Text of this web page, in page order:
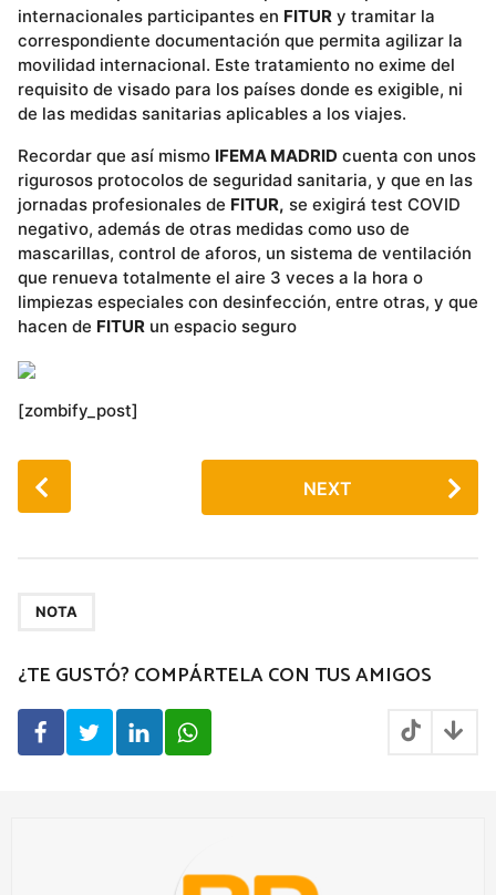
internacionales participantes en FITUR y tramitar la
correspondiente documentación que permita agilizar la
movilidad internacional. Este tratamiento no exime del
requisito de visado para los países donde es exigible, ni
de las medidas sanitarias aplicables a los viajes.
Recordar que así mismo IFEMA MADRID cuenta con unos
rigurosos protocolos de seguridad sanitaria, y que en las
jornadas profesionales de FITUR, se exigirá test COVID
negativo, además de otras medidas como uso de
mascarillas, control de aforos, un sistema de ventilación
que renueva totalmente el aire 3 veces a la hora o
limpiezas especiales con desinfección, entre otras, y que
hacen de FITUR un espacio seguro
[zombify_post]
P
o
i
n
t
NEXT
NOTA
¿TE GUSTÓ? COMPÁRTELA CON TUS AMIGOS